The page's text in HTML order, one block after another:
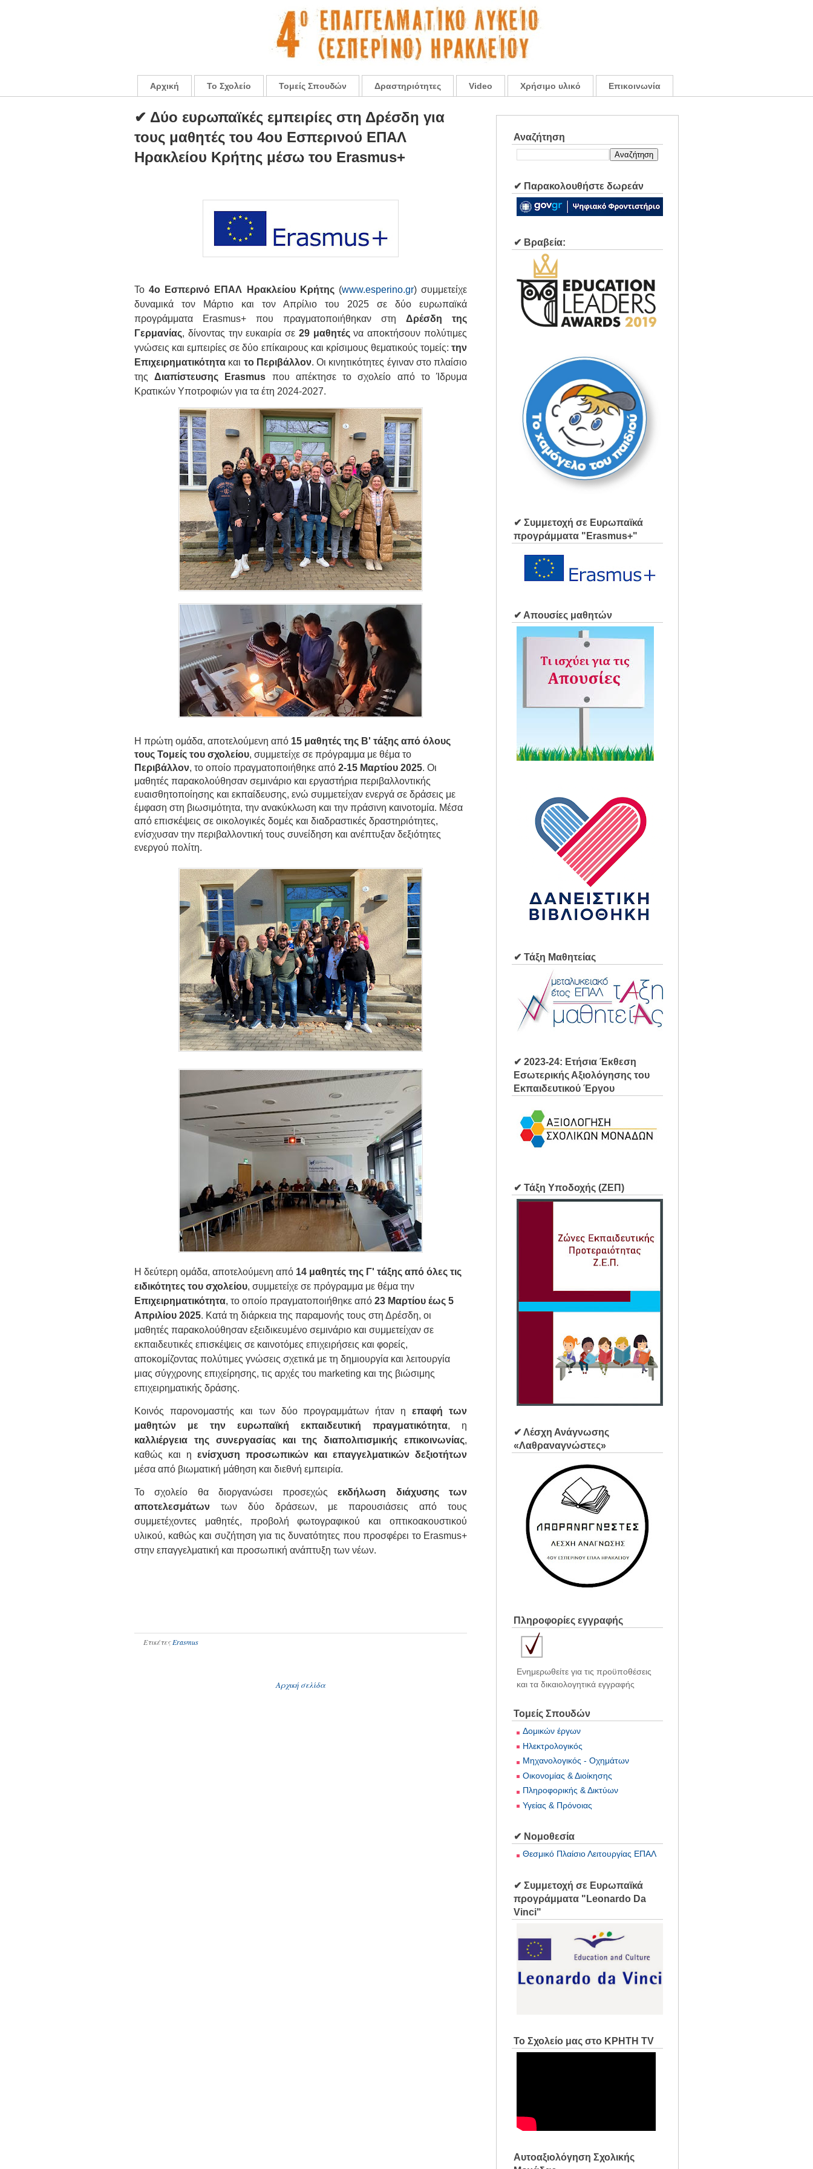
Αρχική Το Σχολείο Τομείς Σπουδών Δραστηριότητες Video Χρήσιμο υλικό Επικοινωνία
✔ Δύο ευρωπαϊκές εμπειρίες στη Δρέσδη για
τους μαθητές του 4ου Εσπερινού ΕΠΑΛ
Ηρακλείου Κρήτης μέσω του Erasmus+
Το4ο Εσπερινό ΕΠΑΛ Ηρακλείου Κρήτης(www.esperino.gr) συμμετείχε
δυναμικά τον Μάρτιο και τον Απρίλιο του 2025 σε δύο ευρωπαϊκά
προγράμματα Erasmus+ που πραγματοποιήθηκαν στη Δρέσδη της
Γερμανίας, δίνοντας την ευκαιρία σε 29 μαθητέςνα αποκτήσουν πολύτιμες
γνώσεις και εμπειρίες σε δύο επίκαιρους και κρίσιμους θεματικούς τομείς: την
Επιχειρηματικότητα και το Περιβάλλον. Οι κινητικότητες έγιναν στο πλαίσιο
τηςΔιαπίστευσης Erasmus που απέκτησε το σχολείο από το Ίδρυμα
Κρατικών Υποτροφιών για τα έτη 2024-2027.
Η πρώτη ομάδα, αποτελούμενη από 15 μαθητές της Β' τάξης από όλους
τους Τομείς του σχολείου, συμμετείχε σε πρόγραμμα με θέμα το
Περιβάλλον, το οποίο πραγματοποιήθηκε από 2-15 Μαρτίου 2025. Οι
μαθητές παρακολούθησαν σεμινάριο και εργαστήρια περιβαλλοντικής
ευαισθητοποίησης και εκπαίδευσης, ενώ συμμετείχαν ενεργά σε δράσεις με
έμφαση στη βιωσιμότητα, την ανακύκλωση και την πράσινη καινοτομία. Μέσα
από επισκέψεις σε οικολογικές δομές και διαδραστικές δραστηριότητες,
ενίσχυσαν την περιβαλλοντική τους συνείδηση και ανέπτυξαν δεξιότητες
ενεργού πολίτη.
Η δεύτερη ομάδα, αποτελούμενη από 14 μαθητές της Γ' τάξης από όλες τις
ειδικότητες του σχολείου, συμμετείχε σε πρόγραμμα με θέμα την
Επιχειρηματικότητα, το οποίο πραγματοποιήθηκε από 23 Μαρτίου έως 5
Απριλίου 2025. Κατά τη διάρκεια της παραμονής τους στη Δρέσδη, οι
μαθητές παρακολούθησαν εξειδικευμένο σεμινάριο και συμμετείχαν σε
εκπαιδευτικές επισκέψεις σε καινοτόμες επιχειρήσεις και φορείς,
αποκομίζοντας πολύτιμες γνώσεις σχετικά με τη δημιουργία και λειτουργία
μιας σύγχρονης επιχείρησης, τις αρχές του marketing και της βιώσιμης
επιχειρηματικής δράσης.
Κοινός παρονομαστής και των δύο προγραμμάτων ήταν ηεπαφή των
μαθητών με την ευρωπαϊκή εκπαιδευτική πραγματικότητα, η
καλλιέργεια της συνεργασίας και της διαπολιτισμικής επικοινωνίας,
καθώς και η ενίσχυση προσωπικών και επαγγελματικών δεξιοτήτων
μέσα από βιωματική μάθηση και διεθνή εμπειρία.
Το σχολείο θα διοργανώσει προσεχώςεκδήλωση διάχυσης των
αποτελεσμάτων των δύο δράσεων, με παρουσιάσεις από τους
συμμετέχοντες μαθητές, προβολή φωτογραφικού και οπτικοακουστικού
υλικού, καθώς και συζήτηση για τις δυνατότητες που προσφέρει το Erasmus+
στην επαγγελματική και προσωπική ανάπτυξη των νέων.
ΕτικέτεςErasmus
Αρχική σελίδα
Αναζήτηση
✔ Παρακολουθήστε δωρεάν
✔ Βραβεία:
✔ Συμμετοχή σε Ευρωπαϊκά
προγράμματα "Erasmus+"
✔ Απουσίες μαθητών
✔ Τάξη Μαθητείας
✔ 2023-24: Ετήσια Έκθεση
Εσωτερικής Αξιολόγησης του
Εκπαιδευτικού Έργου
✔ Τάξη Υποδοχής (ΖΕΠ)
✔ Λέσχη Ανάγνωσης
«Λαθραναγνώστες»
Πληροφορίες εγγραφής
Ενημερωθείτε για τις προϋποθέσεις
και τα δικαιολογητικά εγγραφής
Τομείς Σπουδών
Δομικών έργων
Ηλεκτρολογικός
Μηχανολογικός - Οχημάτων
Οικονομίας & Διοίκησης
Πληροφορικής & Δικτύων
Υγείας & Πρόνοιας
✔ Νομοθεσία
Θεσμικό Πλαίσιο Λειτουργίας ΕΠΑΛ
✔ Συμμετοχή σε Ευρωπαϊκά
προγράμματα "Leonardo Da
Vinci"
Το Σχολείο μας στο ΚΡΗΤΗ TV
Αυτοαξιολόγηση Σχολικής